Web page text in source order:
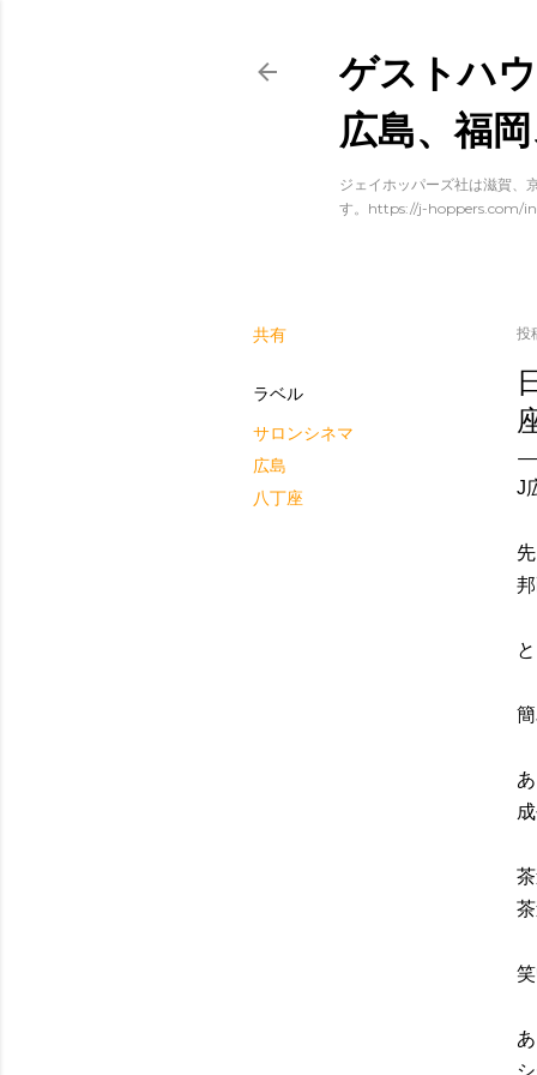
ゲストハ
広島、福
ジェイホッパーズ社は滋賀、
す。https://j-hoppers.com/
共有
ラベル
サロンシネマ
広島
八丁座
投
J